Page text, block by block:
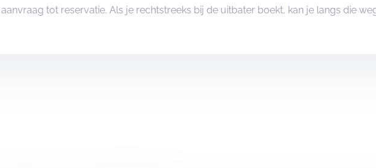
tot reservatie. Als je rechtstreeks bij de uitbater boekt, kan je langs die